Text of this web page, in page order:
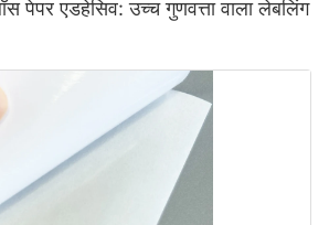
पेपर एडहेसिव: उच्च गुणवत्ता वाला लेबलिंग